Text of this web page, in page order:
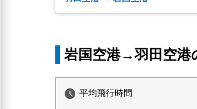
岩国空港→羽田空港
平均飛行時間